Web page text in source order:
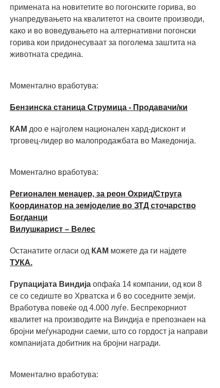
примената на новитетите во погонските горива, во
унапредувањето на квалитетот на своите производи,
како и во воведувањето на алтернативни погонски
горива кои придонесуваат за поголема заштита на
животната средина.
Моментално вработува:
Бензинска станица Струмица - Продавачи/ки
КАМ доо е најголем национален хард-дисконт и
трговец-лидер во малопродажбата во Македонија.
Моментално вработува:
Регионален менаџер, за реон Охрид/Струга
Координатор на земјоделие во ЗТД сточарство
Богданци
Вилушкарист – Велес
Останатите огласи од КАМ можете да ги најдете
ТУКА.
Групацијата Виндија опфаќа 14 компании, од кои 8
се со седиште во Хрватска и 6 во соседните земји.
Вработува повеќе од 4.000 луѓе. Беспрекорниот
квалитет на производите на Виндија е препознаен на
бројни меѓународни саеми, што со гордост ја направи
компанијата добитник на бројни награди.
Моментално вработува: